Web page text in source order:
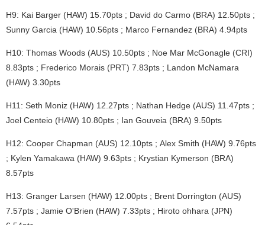
H9: Kai Barger (HAW) 15.70pts ; David do Carmo (BRA) 12.50pts ;
Sunny Garcia (HAW) 10.56pts ; Marco Fernandez (BRA) 4.94pts
H10: Thomas Woods (AUS) 10.50pts ; Noe Mar McGonagle (CRI)
8.83pts ; Frederico Morais (PRT) 7.83pts ; Landon McNamara
(HAW) 3.30pts
H11: Seth Moniz (HAW) 12.27pts ; Nathan Hedge (AUS) 11.47pts ;
Joel Centeio (HAW) 10.80pts ; Ian Gouveia (BRA) 9.50pts
H12: Cooper Chapman (AUS) 12.10pts ; Alex Smith (HAW) 9.76pts
; Kylen Yamakawa (HAW) 9.63pts ; Krystian Kymerson (BRA)
8.57pts
H13: Granger Larsen (HAW) 12.00pts ; Brent Dorrington (AUS)
7.57pts ; Jamie O'Brien (HAW) 7.33pts ; Hiroto ohhara (JPN)